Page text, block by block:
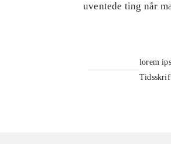
uventede ting når
lorem